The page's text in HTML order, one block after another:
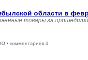
области в
товары за
• комментариев 4